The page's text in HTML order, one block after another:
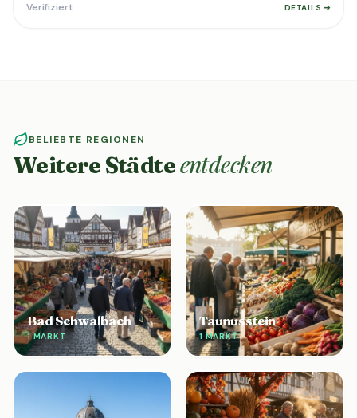
Verifiziert DETAILS ➔
BELIEBTE REGIONEN
Weitere Städteentdecken
Bad Schwalbach
1 MARKT
Taunusstein
1 MARKT